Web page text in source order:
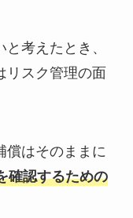
考えたとき、
リスク管理の面
償はそのままに
確認するための